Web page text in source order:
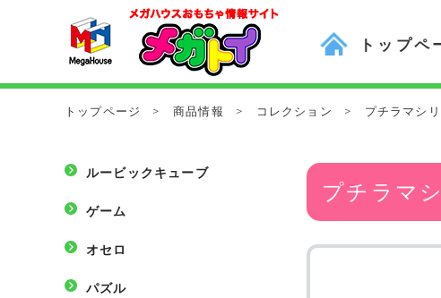
トップペ
トップページ > 商品情報 > コレクション > プチラマシ
ルービックキューブ
ゲーム
オセロ
パズル
プチラマ